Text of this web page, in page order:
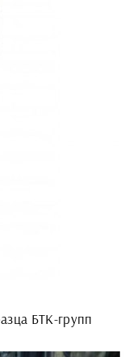
БТК-групп